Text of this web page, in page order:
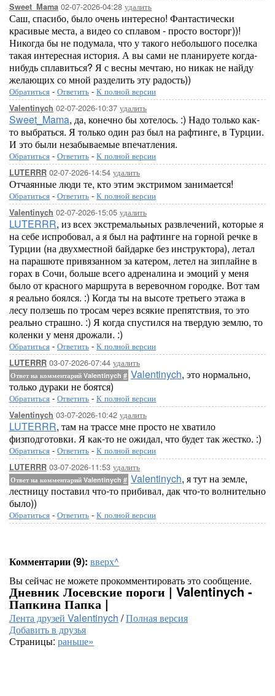
Sweet_Mama 02-07-2026-04:28 удалить
Саш, спасибо, было очень интересно! Фантастически
красивые места, а видео со сплавом - просто восторг))!
Никогда бы не подумала, что у такого небольшого поселка
такая интересная история. А вы сами не планируете когда-
нибудь сплавиться? Я с весны мечтаю, но никак не найду
желающих со мной разделить эту радость))
Обратиться - Ответить - К полной версии
Valentinych 02-07-2026-10:37 удалить
Sweet_Mama, да, конечно бы хотелось. :) Надо только как-
то выбраться. Я только один раз был на рафтинге, в Турции.
И это были незабываемые впечатления.
Обратиться - Ответить - К полной версии
LUTERRR 02-07-2026-14:54 удалить
Отчаянные люди те, кто этим экстримом занимается!
Обратиться - Ответить - К полной версии
Valentinych 02-07-2026-15:05 удалить
LUTERRR, из всех экстремалььных развлечений, которые я
на себе испробовал, а я был на рафтинге на горной речке в
Турции (на двухместной байдарке без инструктора), летал
на парашюте привязанном за катером, летел на зиплайне в
горах в Сочи, больше всего адреналина и эмоций у меня
было от красного маршрута в веревочном городке. Вот там
я реально боялся. :) Когда ты на высоте третьего этажа в
лесу ползешь по тросам через всякие препятствия, то это
реально страшно. :) Я когда спустился на твердую землю, то
коленки у меня дрожали. :)
Обратиться - Ответить - К полной версии
LUTERRR 03-07-2026-07:44 удалить
Ответ на комментарий Valentinych # Valentinych, это нормально,
только дураки не боятся)
Обратиться - Ответить - К полной версии
Valentinych 03-07-2026-10:42 удалить
LUTERRR, там на трассе мне просто не хватило
физподготовки. Я как-то не ожидал, что будет так жестко. :)
Обратиться - Ответить - К полной версии
LUTERRR 03-07-2026-11:53 удалить
Ответ на комментарий Valentinych # Valentinych, я тут на земле,
лестницу поставил что-то прибивал, дак что-то волнительно
было))
Обратиться - Ответить - К полной версии
Комментарии (9): вверх^
Вы сейчас не можете прокомментировать это сообщение.
Дневник Лосевские пороги | Valentinych -
Папкина Папка |
Лента друзей Valentinych /Полная версия
Добавить в друзья
Страницы: раньше»